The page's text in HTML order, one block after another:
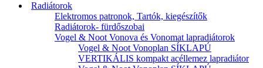
Radiátorok
Elektromos patronok, Tartók, kiegészítők
Radiátorok- fürdőszobai
Vogel & Noot Vonova és Vonomat lapradiátorok
Vogel & Noot Vonoplan SÍKLAPÚ
VERTIKÁLIS kompakt acéllemez lapradiátor